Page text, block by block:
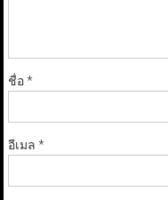
ชื่อ*
อีเมล *